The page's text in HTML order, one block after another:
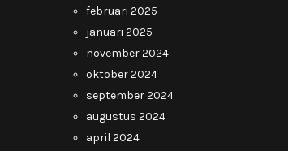
februari 2025
januari 2025
november 2024
oktober 2024
september 2024
augustus 2024
april 2024